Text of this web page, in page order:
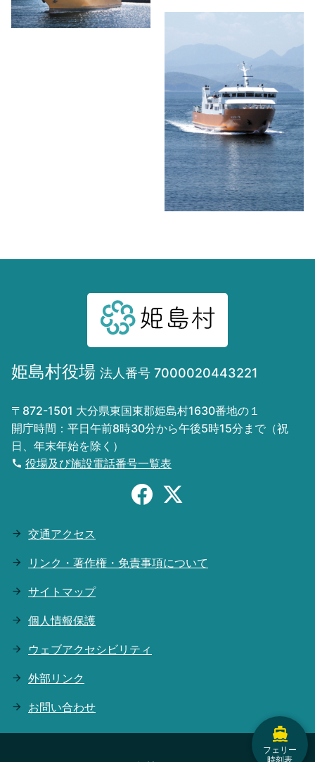
フェリー
時刻表
姫島村役場 法人番号 7000020443221
〒872-1501 大分県東国東郡姫島村1630番地の１
開庁時間：平日午前8時30分から午後5時15分まで（祝
日、年末年始を除く）
役場及び施設電話番号一覧表
交通アクセス
リンク・著作権・免責事項について
サイトマップ
個人情報保護
ウェブアクセシビリティ
外部リンク
お問い合わせ